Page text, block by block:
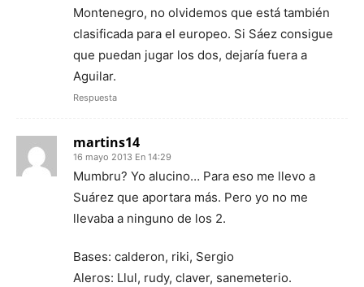
Montenegro, no olvidemos que está también
clasificada para el europeo. Si Sáez consigue
que puedan jugar los dos, dejaría fuera a
Aguilar.
Respuesta
martins14
16 mayo 2013 En 14:29
Mumbru? Yo alucino… Para eso me llevo a
Suárez que aportara más. Pero yo no me
llevaba a ninguno de los 2.
Bases: calderon, riki, Sergio
Aleros: Llul, rudy, claver, sanemeterio.